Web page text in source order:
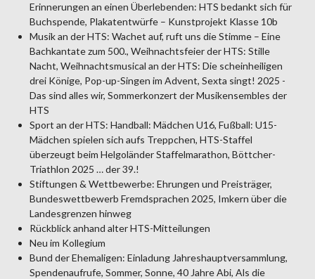
Erinnerungen an einen Überlebenden: HTS bedankt sich für
Buchspende, Plakatentwürfe – Kunstprojekt Klasse 10b
Musik an der HTS: Wachet auf, ruft uns die Stimme – Eine
Bachkantate zum 500., Weihnachtsfeier der HTS: Stille
Nacht, Weihnachtsmusical an der HTS: Die scheinheiligen
drei Könige, Pop-up-Singen im Advent, Sexta singt! 2025 -
Das sind alles wir, Sommerkonzert der Musikensembles der
HTS
Sport an der HTS: Handball: Mädchen U16, Fußball: U15-
Mädchen spielen sich aufs Treppchen, HTS-Staffel
überzeugt beim Helgoländer Staffelmarathon, Böttcher-
Triathlon 2025 … der 39.!
Stiftungen & Wettbewerbe: Ehrungen und Preisträger,
Bundeswettbewerb Fremdsprachen 2025, Imkern über die
Landesgrenzen hinweg
Rückblick anhand alter HTS-Mitteilungen
Neu im Kollegium
Bund der Ehemaligen: Einladung Jahreshauptversammlung,
Spendenaufrufe, Sommer, Sonne, 40 Jahre Abi, Als die